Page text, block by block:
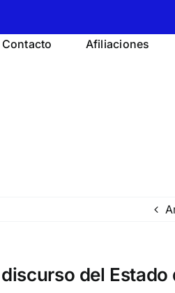
Contacto Afiliaciones
del Estado